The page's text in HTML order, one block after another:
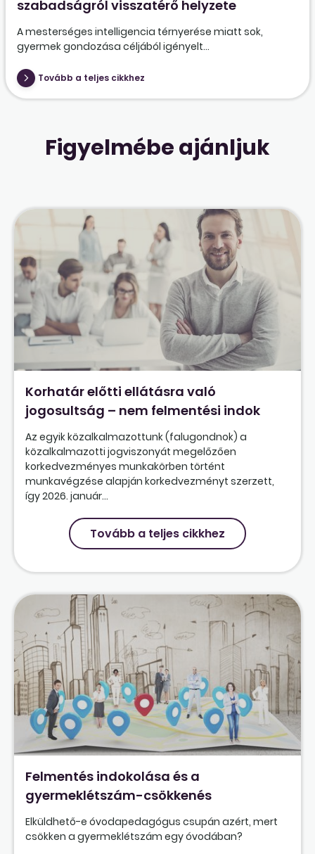
szabadságról visszatérő helyzete
A mesterséges intelligencia térnyerése miatt sok,
gyermek gondozása céljából igényelt...
Tovább a teljes cikkhez
Figyelmébe ajánljuk
Korhatár előtti ellátásra való
jogosultság – nem felmentési indok
Az egyik közalkalmazottunk (falugondnok) a
közalkalmazotti jogviszonyát megelőzően
korkedvezményes munkakörben történt
munkavégzése alapján korkedvezményt szerzett,
így 2026. január...
Tovább a teljes cikkhez
Felmentés indokolása és a
gyermeklétszám-csökkenés
Elküldhető-e óvodapedagógus csupán azért, mert
csökken a gyermeklétszám egy óvodában?